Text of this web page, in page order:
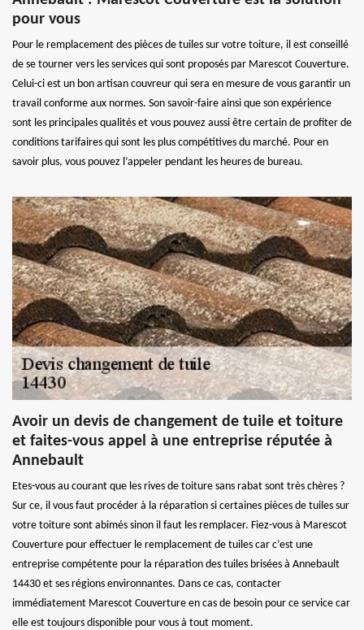
pour vous
Pour le remplacement des pièces de tuiles sur votre toiture, il est conseillé
de se tourner vers les services qui sont proposés par Marescot Couverture.
Celui-ci est un bon artisan couvreur qui sera en mesure de vous garantir un
travail conforme aux normes. Son savoir-faire ainsi que son expérience
sont les principales qualités et vous pouvez aussi être certain de profiter de
conditions tarifaires qui sont les plus compétitives du marché. Pour en
savoir plus, vous pouvez l’appeler pendant les heures de bureau.
Avoir un devis de changement de tuile et toiture
et faites-vous appel à une entreprise réputée à
Annebault
Etes-vous au courant que les rives de toiture sans rabat sont très chères ?
Sur ce, il vous faut procéder à la réparation si certaines pièces de tuiles sur
votre toiture sont abimés sinon il faut les remplacer. Fiez-vous à Marescot
Couverture pour effectuer le remplacement de tuiles car c’est une
entreprise compétente pour la réparation des tuiles brisées à Annebault
14430 et ses régions environnantes. Dans ce cas, contacter
immédiatement Marescot Couverture en cas de besoin pour ce service car
elle est toujours disponible pour vous à tout moment.